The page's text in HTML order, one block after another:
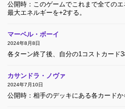
公開時：このゲームでこれまで全てのエ
最大エネルギーを+2する。
マーベル・ボーイ
2024年8月8日
各ターン終了後、自分の1コストカード3
カサンドラ・ノヴァ
2024年7月10日
公開時：相手のデッキにある各カードか